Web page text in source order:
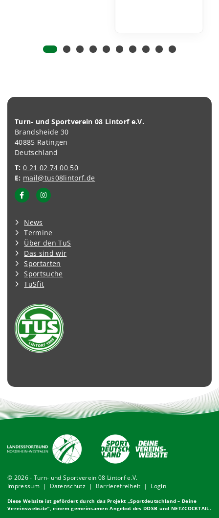
Turn- und Sportverein 08 Lintorf e.V.
Brandsheide 30
40885 Ratingen
Deutschland
T: 0 21 02 74 00 50
E: mail@tus08lintorf.de
News
Termine
Über den TuS
Das sind wir
Sportarten
Sportsuche
TuSfit
© 2026 - Turn- und Sportverein 08 Lintorf e.V.
Impressum| Datenschutz | Barrierefreiheit | Login
Diese Website ist gefördert durch das Projekt „Sportdeutschland – Deine
Vereinswebsite”, einem gemeinsamen Angebot des DOSB und NETZCOCKTAIL.